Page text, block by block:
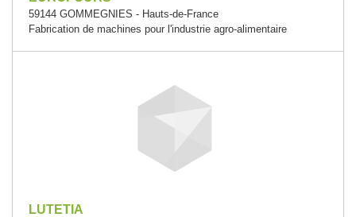
59144 GOMMEGNIES - Hauts-de-France
Fabrication de machines pour l'industrie agro-alimentaire
LUTETIA